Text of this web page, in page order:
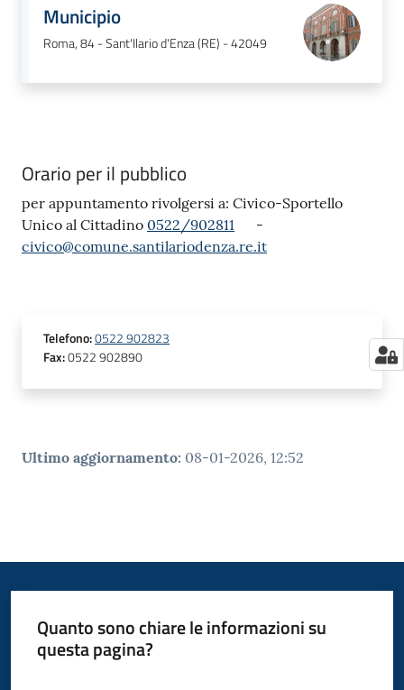
Municipio
Roma, 84 - Sant'Ilario d'Enza (RE) - 42049
Orario per il pubblico
per appuntamento rivolgersi a: Civico-Sportello
Unico al Cittadino 0522/902811
-
civico@comune.santilariodenza.re.it
Telefono:0522 902823
Fax:0522 902890
Ultimo aggiornamento: 08-01-2026, 12:52
Quanto sono chiare le informazioni su
questa pagina?